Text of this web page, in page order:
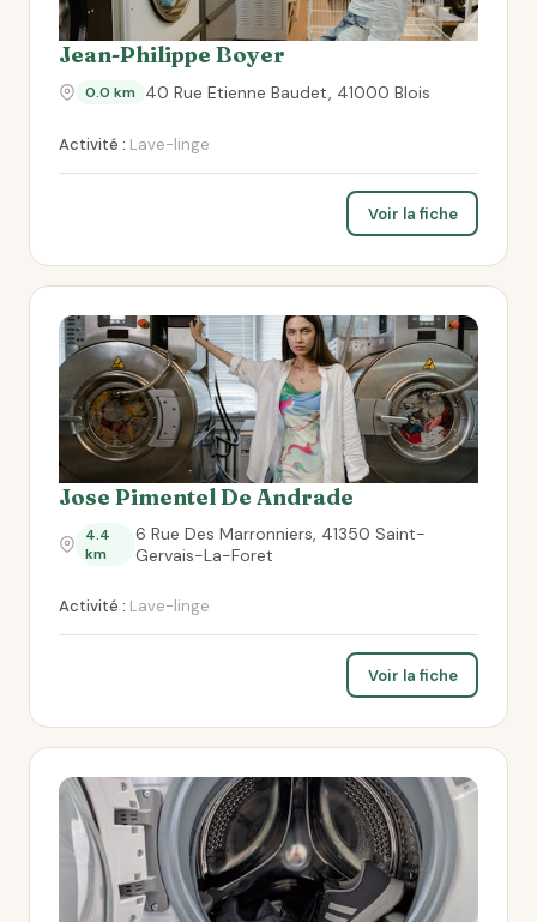
Jean-Philippe Boyer
0.0 km 40 Rue Etienne Baudet, 41000 Blois
Activité : Lave-linge
Voir la fiche
Jose Pimentel De Andrade
4.4
km
6 Rue Des Marronniers, 41350 Saint-
Gervais-La-Foret
Activité : Lave-linge
Voir la fiche